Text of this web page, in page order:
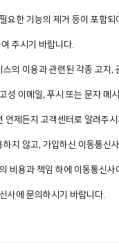
요한 기능의 제거 등이 포함되
주시기 바랍니다.
의 이용과 관련된 각종 고지
성 이메일, 푸시 또는 문자 메
제든지 고객센터로 알려주시
지 않고, 가입하신 이동통신
비용과 책임 하에 이동통신사
사에 문의하시기 바랍니다.